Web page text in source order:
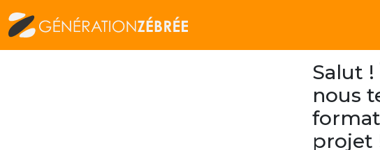
Salut
nous
projet